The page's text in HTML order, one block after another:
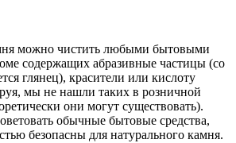
можно чистить любыми бытовыми
содержащих абразивные частицы (со
глянец), красители или кислоту
мы не нашли таких в розничной
они могут существовать).
обычные бытовые средства,
безопасны для натурального камня.